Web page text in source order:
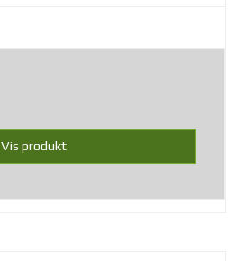
Vis produkt